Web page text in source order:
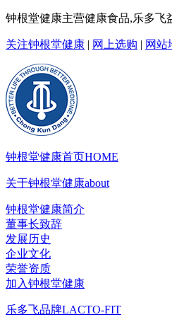
钟根堂健康主营健康食品,乐多
关注钟根堂健康 | 网上选购 | 网站
钟根堂健康首页HOME
关于钟根堂健康about
钟根堂健康简介
董事长致辞
发展历史
企业文化
荣誉资质
加入钟根堂健康
乐多飞品牌LACTO-FIT